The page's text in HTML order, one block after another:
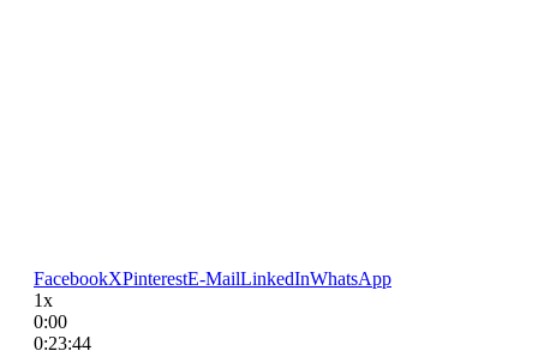
FacebookXPinterestE-MailLinkedInWhatsApp
1x
0:00
0:23:44